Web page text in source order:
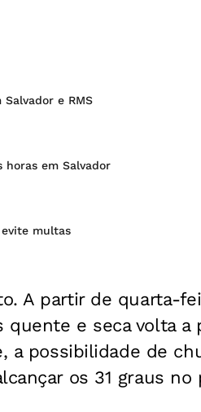
e RMS
horas em Salvador
multas
A partir de quarta-
e seca volta a
a possibilidade de
os 31 graus